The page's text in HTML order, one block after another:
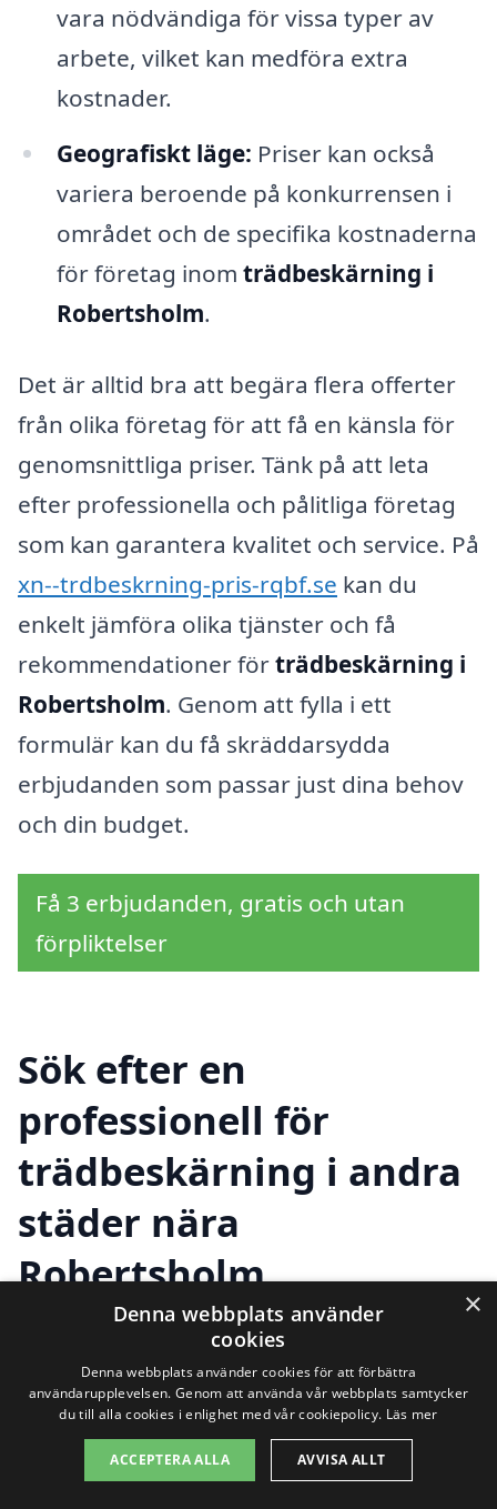
vara nödvändiga för vissa typer av
arbete, vilket kan medföra extra
kostnader.
Geografiskt läge: Priser kan också
variera beroende på konkurrensen i
området och de specifika kostnaderna
för företag inom trädbeskärning i
Robertsholm.
Det är alltid bra att begära flera offerter
från olika företag för att få en känsla för
genomsnittliga priser. Tänk på att leta
efter professionella och pålitliga företag
som kan garantera kvalitet och service. På
xn--trdbeskrning-pris-rqbf.se kan du
enkelt jämföra olika tjänster och få
rekommendationer förträdbeskärning i
Robertsholm. Genom att fylla i ett
formulär kan du få skräddarsydda
erbjudanden som passar just dina behov
och din budget.
Få 3 erbjudanden, gratis och utan
förpliktelser
Sök efter en
professionell för
trädbeskärning i andra
städer nära
Robertsholm
Att hitta rätt hjälp för
trädbeskärning i
Robertsholmkan kännas som en
utmaning, men du behöver inte oroa dig.
Det finns många duktiga yrkesfolk i
×
Denna webbplats använder
cookies
Denna webbplats använder cookies för att förbättra
användarupplevelsen. Genom att använda vår webbplats samtycker
du till alla cookies i enlighet med vår cookiepolicy. Läs mer
ACCEPTERA ALLA AVVISA ALLT